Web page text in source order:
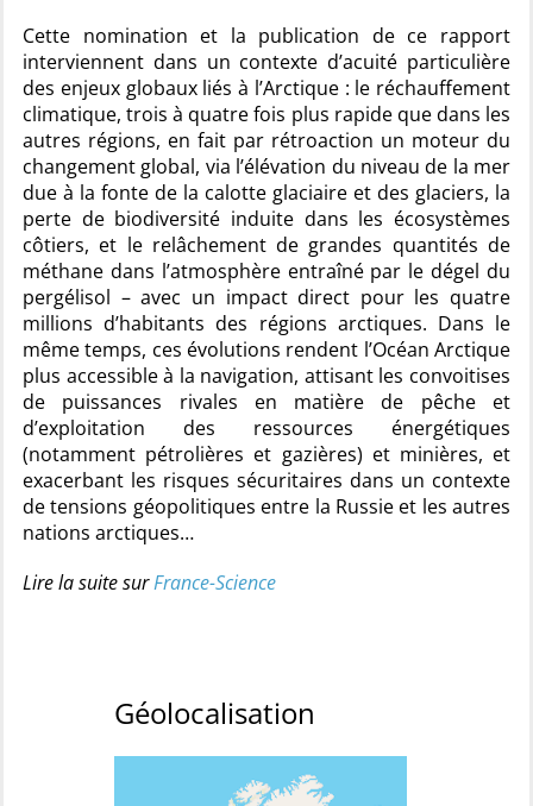
Cette nomination et la publication de ce rapport
interviennent dans un contexte d’acuité particulière
des enjeux globaux liés à l’Arctique : le réchauffement
climatique, trois à quatre fois plus rapide que dans les
autres régions, en fait par rétroaction un moteur du
changement global, via l’élévation du niveau de la mer
due à la fonte de la calotte glaciaire et des glaciers, la
perte de biodiversité induite dans les écosystèmes
côtiers, et le relâchement de grandes quantités de
méthane dans l’atmosphère entraîné par le dégel du
pergélisol – avec un impact direct pour les quatre
millions d’habitants des régions arctiques. Dans le
même temps, ces évolutions rendent l’Océan Arctique
plus accessible à la navigation, attisant les convoitises
de puissances rivales en matière de pêche et
d’exploitation des ressources énergétiques
(notamment pétrolières et gazières) et minières, et
exacerbant les risques sécuritaires dans un contexte
de tensions géopolitiques entre la Russie et les autres
nations arctiques…
Lire la suite surFrance-Science
Géolocalisation